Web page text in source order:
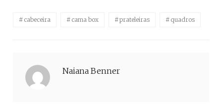
cabeceira cama box prateleiras quadros
Naiana Benner